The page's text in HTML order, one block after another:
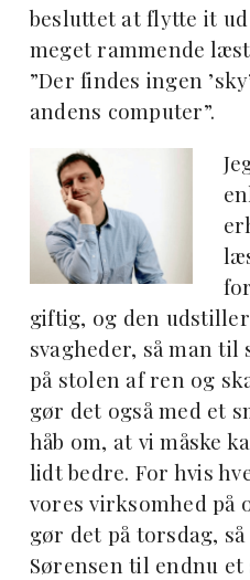
besluttet at flytte it ud
meget rammende
”Der findes ingen
andens computer”.
giftig, og den
svagheder, så man
på stolen af ren og
gør det også med et
håb om, at vi måske
lidt bedre. For hvis
vores virksomhed på
gør det på torsdag,
Sørensen til endnu